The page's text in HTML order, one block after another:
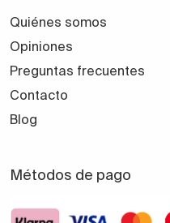
Quiénes somos
Opiniones
Preguntas frecuentes
Contacto
Blog
Métodos de pago